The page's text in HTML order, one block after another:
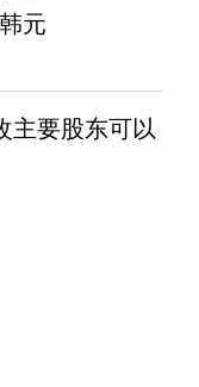
元
主要股东可以